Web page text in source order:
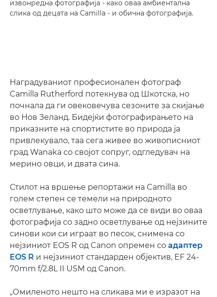
извонредна фотографија - како оваа амбиентална
слика од децата на Camilla - и обична фотографија.
Наградуваниот професионален фотограф
Camilla Rutherford потекнува од Шкотска, но
почнала да ги овековечува сезоните за скијање
во Нов Зеланд. Бидејќи фотографирањето на
приказните на спортистите во природа ја
привлекувало, таа сега живее во живописниот
град Wanaka со својот сопруг, одгледувач на
мерино овци, и двата сина.
Стилот на вршење репортажи на Camilla во
голем степен се темели на природното
осветлување, како што може да се види во оваа
фотографија со задно осветлување од нејзините
синови кои си играат во песок, снимена со
нејзиниот EOS R од Canon опремен со адаптер
EOS R и нејзиниот стандарден објектив, EF 24-
70mm f/2.8L II USM од Canon.
„Омиленото нешто на сликава ми е изразот на